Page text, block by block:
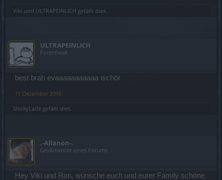
Viki und ULTRAPEINLICH gefällt dies.
ULTRAPEINLICH
Forenfreak
best brah evaaaaaaaaaaa ischör
11 Dezember 2016
ShoXyLade gefällt dies.
.-Allanon-.
Großmeister eines Forums
Hey Viki und Ron, wünsche euch und eurer Family schöne